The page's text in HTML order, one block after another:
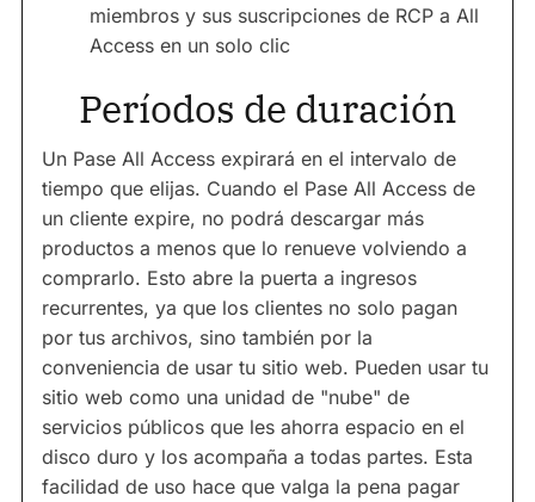
miembros y sus suscripciones de RCP a All
Access en un solo clic
Períodos de duración
Un Pase All Access expirará en el intervalo de
tiempo que elijas. Cuando el Pase All Access de
un cliente expire, no podrá descargar más
productos a menos que lo renueve volviendo a
comprarlo. Esto abre la puerta a ingresos
recurrentes, ya que los clientes no solo pagan
por tus archivos, sino también por la
conveniencia de usar tu sitio web. Pueden usar tu
sitio web como una unidad de "nube" de
servicios públicos que les ahorra espacio en el
disco duro y los acompaña a todas partes. Esta
facilidad de uso hace que valga la pena pagar